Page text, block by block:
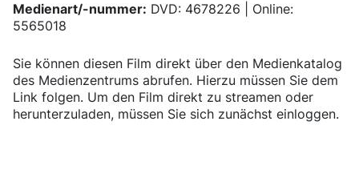
Medienart/-nummer: DVD: 4678226 | Online:
5565018
Sie können diesen Film direkt über den Medienkatalog
des Medienzentrums abrufen. Hierzu müssen Sie dem
Link folgen. Um den Film direkt zu streamen oder
herunterzuladen, müssen Sie sich zunächst einloggen.